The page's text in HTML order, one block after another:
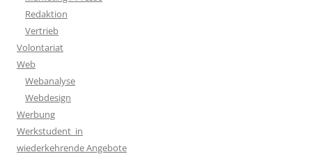
Redaktion
Vertrieb
Volontariat
Web
Webanalyse
Webdesign
Werbung
Werkstudent_in
wiederkehrende Angebote